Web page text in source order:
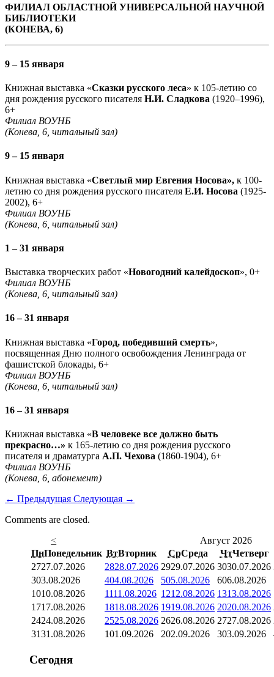
ФИЛИАЛ ОБЛАСТНОЙ УНИВЕРСАЛЬНОЙ НАУЧНОЙ
БИБЛИОТЕКИ
(КОНЕВА, 6)
9 – 15 января
Книжная выставка «Сказки русского леса» к 105-летию со
дня рождения русского писателя Н.И. Сладкова (1920–1996),
6+
Филиал ВОУНБ
(Конева, 6, читальный зал)
9 – 15 января
Книжная выставка «Светлый мир Евгения Носова», к 100-
летию со дня рождения русского писателя Е.И. Носова (1925-
2002), 6+
Филиал ВОУНБ
(Конева, 6, читальный зал)
1 – 31 января
Выставка творческих работ «Новогодний калейдоскоп», 0+
Филиал ВОУНБ
(Конева, 6, читальный зал)
16 – 31 января
Книжная выставка «Город, победивший смерть»,
посвященная Дню полного освобождения Ленинграда от
фашистской блокады, 6+
Филиал ВОУНБ
(Конева, 6, читальный зал)
16 – 31 января
Книжная выставка «В человеке все должно быть
прекрасно…» к 165-летию со дня рождения русского
писателя и драматурга А.П. Чехова (1860-1904), 6+
Филиал ВОУНБ
(Конева, 6, абонемент)
← Предыдущая Следующая →
Comments are closed.
<
Август 2026
ПнПонедельник ВтВторник СрСреда ЧтЧетверг
2727.07.2026 2828.07.2026 2929.07.2026 3030.07.2026
303.08.2026 404.08.2026 505.08.2026 606.08.2026
1010.08.2026 1111.08.2026 1212.08.2026 1313.08.2026
1717.08.2026 1818.08.2026 1919.08.2026 2020.08.2026
2424.08.2026 2525.08.2026 2626.08.2026 2727.08.2026
3131.08.2026 101.09.2026 202.09.2026 303.09.2026
Сегодня